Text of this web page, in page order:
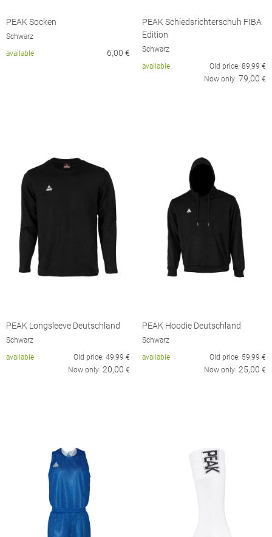
PEAK Socken
Schwarz
available
6,00 €
PEAK Schiedsrichterschuh FIBA
Edition
Schwarz
available
Old price: 89,99 €
Now only: 79,00 €
PEAK Longsleeve Deutschland
Schwarz
available
Old price: 49,99 €
Now only: 20,00 €
PEAK Hoodie Deutschland
Schwarz
available
Old price: 59,99 €
Now only: 25,00 €